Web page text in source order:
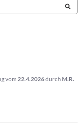
vom 22.4.2026durch M.R.